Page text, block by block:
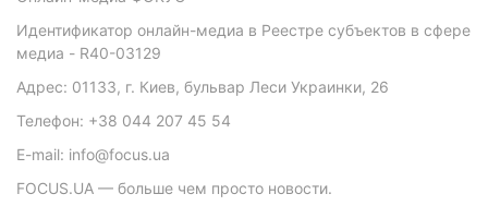
Идентификатор онлайн-медиа в Реестре субъектов в сфере
медиа - R40-03129
Адрес: 01133, г. Киев, бульвар Леси Украинки, 26
Телефон: +38 044 207 45 54
E-mail: info@focus.ua
FOCUS.UA — больше чем просто новости.